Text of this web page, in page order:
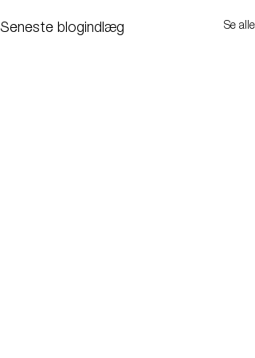
Seneste blogindlæg Se alle